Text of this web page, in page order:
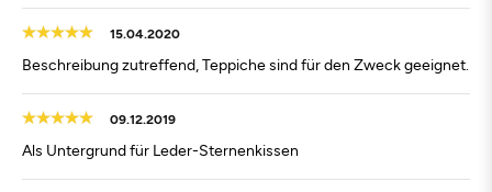
15.04.2020
Beschreibung zutreffend, Teppiche sind für den Zweck geeignet.
09.12.2019
Als Untergrund für Leder-Sternenkissen